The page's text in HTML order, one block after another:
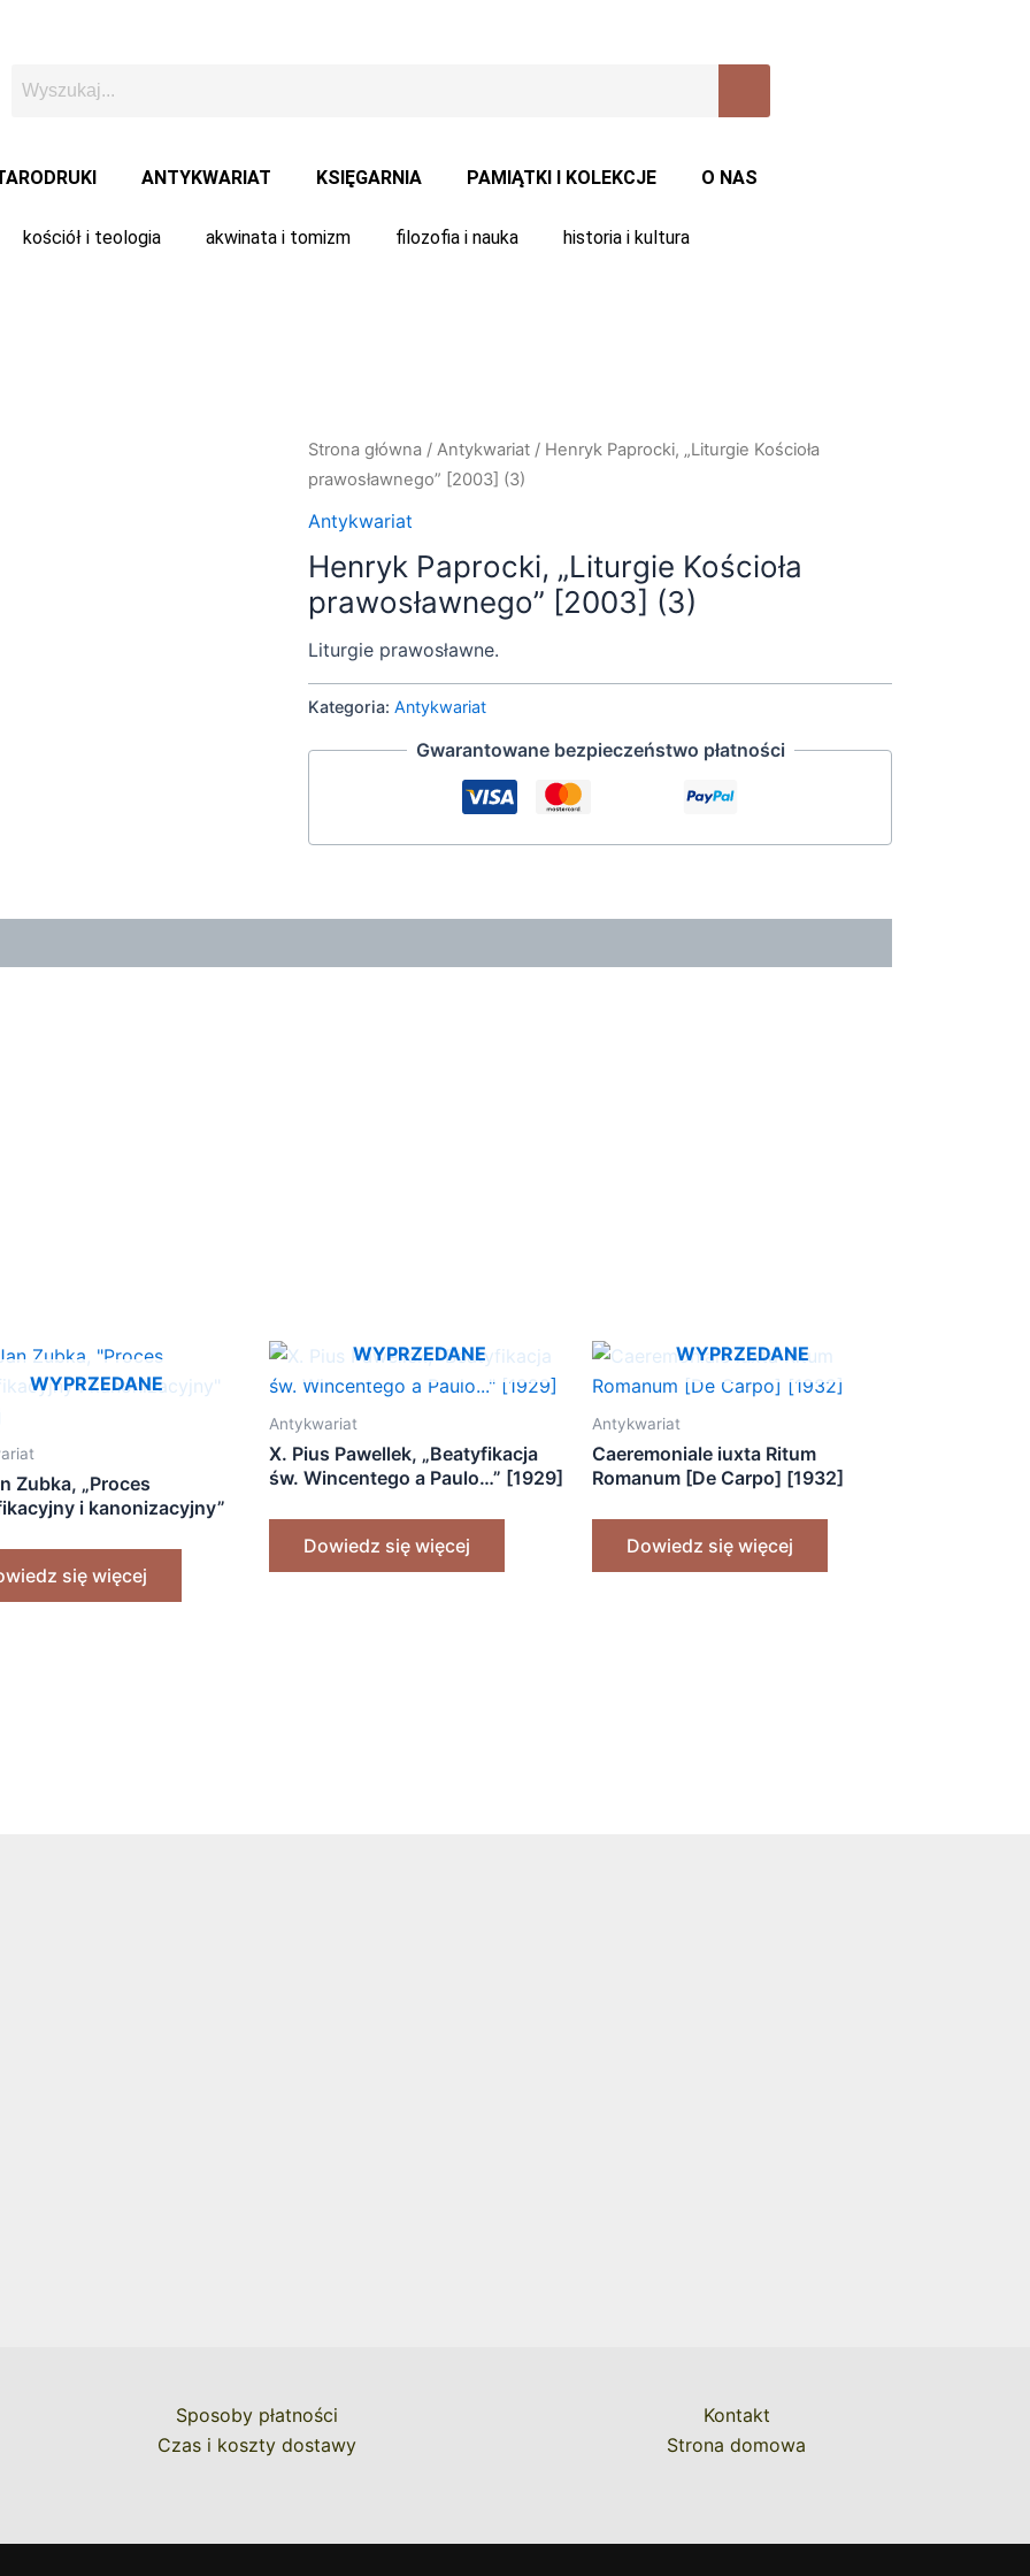
ANTYKWARIAT KSIĘGARNIA PAMIĄTKI I KOLEKCJE O NAS
kościół i teologia akwinata i tomizm filozofia i nauka historia i kultura
Strona główna /Antykwariat / Henryk Paprocki, „Liturgie Kościoła
prawosławnego” [2003] (3)
Antykwariat
Henryk Paprocki, „Liturgie Kościoła
prawosławnego” [2003] (3)
Liturgie prawosławne.
Kategoria:Antykwariat
Gwarantowane bezpieczeństwo płatności
WYPRZEDANE
Zubka, „Proces
i kanonizacyjny”
się więcej
WYPRZEDANE
Antykwariat
X. Pius Pawellek, „Beatyfikacja
św. Wincentego a Paulo…” [1929]
Dowiedz się więcej
WYPRZEDANE
Antykwariat
Caeremoniale iuxta Ritum
Romanum [De Carpo] [1932]
Dowiedz się więcej
Sposoby płatności
Czas i koszty dostawy
Kontakt
Strona domowa